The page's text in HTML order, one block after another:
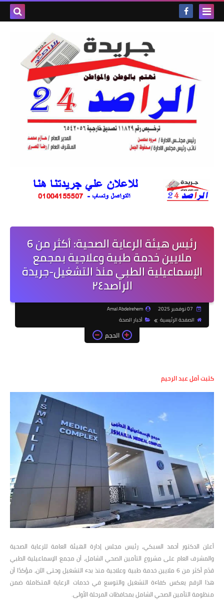
رئيس هيئة الرعاية الصحية: أكثر من 6
ملايين خدمة طبية وعلاجية بمجمع
الإسماعيلية الطبي منذ التشغيل-جريدة
الراصد٢٤
Amal Abdelrehem
الصفحة الرئيسية
أخبار الصحة
الحجم
كتبت أمل عبد الرحيم
أعلن الدكتور أحمد السبكي، رئيس مجلس إدارة الهيئة العامة للرعاية الصحية
والمشرف العام على مشروع التأمين الصحي الشامل، أن مجمع الإسماعيلية الطبي
قدّم أكثر من 6 ملايين خدمة طبية وعلاجية منذ بدء التشغيل وحتى الآن، مؤكدًا أن
هذا الرقم يعكس كفاءة التشغيل والتوسع في خدمات الرعاية المتكاملة ضمن
منظومة التأمين الصحي الشامل بمحافظات المرحلة الأولى.